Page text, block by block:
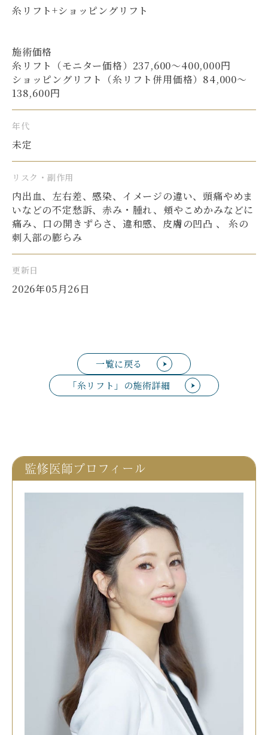
糸リフト+ショッピングリフト
施術価格
糸リフト（モニター価格）237,600〜400,000円
ショッピングリフト（糸リフト併用価格）84,000〜
138,600円
年代
未定
リスク・副作用
内出血、左右差、感染、イメージの違い、頭痛やめま
いなどの不定愁訴、赤み・腫れ、頬やこめかみなどに
痛み、口の開きずらさ、違和感、皮膚の凹凸 、 糸の
刺入部の膨らみ
更新日
2026年05月26日
一覧に戻る
「糸リフト」の施術詳細
監修医師プロフィール